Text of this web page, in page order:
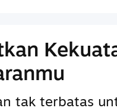
tak terbatas